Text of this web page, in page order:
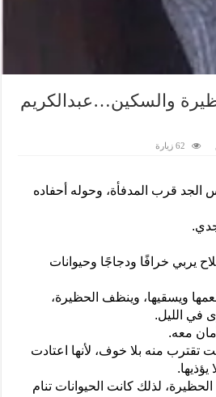
والسكين…عبدالكريم
62 زيارة
الجد قرب المدفأة، وحوله أحفاده
يربي خرافًا ودجاجًا وحيوانات
ويسقيها، وينظف الحظيرة،
في الليل.
معه.
تقترب منه بلا خوف، لأنها اعتادت
لذلك كانت الحيوانات تنام